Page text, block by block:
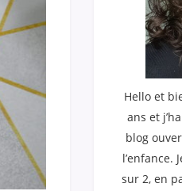
Hello et
ans et
blog
l’enfance.
sur 2, en